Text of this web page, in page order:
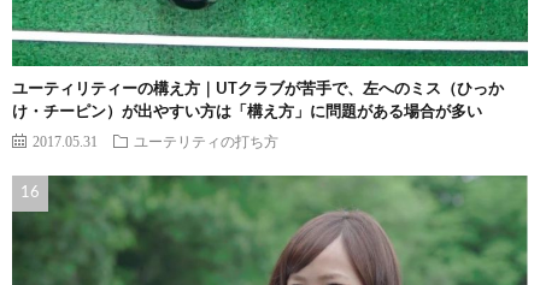
ユーティリティーの構え方｜UTクラブが苦手で、左へのミス（ひっか
け・チーピン）が出やすい方は「構え方」に問題がある場合が多い
2017.05.31 ユーテリティの打ち方